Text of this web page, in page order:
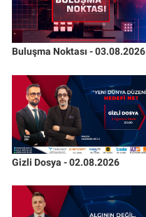
Buluşma Noktası - 03.08.2026
Gizli Dosya - 02.08.2026